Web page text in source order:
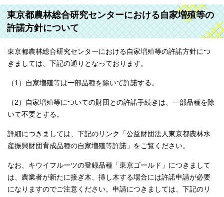
東京都農林総合研究センターにおける自家増殖等の
許諾方針について
東京都農林総合研究センターにおける自家増殖等の許諾方針につ
きましては、下記の通りとなっております。
（1）自家増殖等は一部品種を除いて許諾する。
（2）自家増殖等についての財団との許諾手続きは、一部品種を除
いて不要とする。
詳細につきましては、下記のリンク「公益財団法人東京都農林水
産振興財団育成品種の自家増殖等許諾」をご覧ください。
なお、キウイフルーツの登録品種「東京ゴールド」につきまして
は、農業者が新たに接ぎ木、挿し木する場合には許諾申請が必要
になりますのでご注意ください。申請につきましては、下記のリ